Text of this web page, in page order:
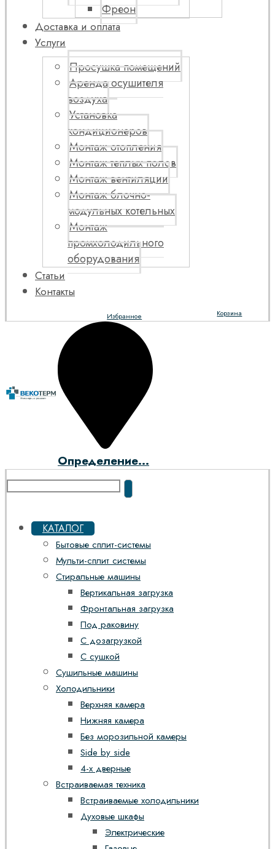
Фреон
Доставка и оплата
Услуги
Просушка помещений
Аренда осушителя
воздуха
Установка
кондиционеров
Монтаж отопления
Монтаж теплых полов
Монтаж вентиляции
Монтаж блочно-
модульных котельных
Монтаж
промхолодильного
оборудования
Статьи
Контакты
Корзина
Избранное
Определение...
КАТАЛОГ
Бытовые сплит-системы
Мульти-сплит системы
Стиральные машины
Вертикальная загрузка
Фронтальная загрузка
Под раковину
С дозагрузкой
С сушкой
Сушильные машины
Холодильники
Верхняя камера
Нижняя камера
Без морозильной камеры
Side by side
4-х дверные
Встраиваемая техника
Встраиваемые холодильники
Духовые шкафы
Электрические